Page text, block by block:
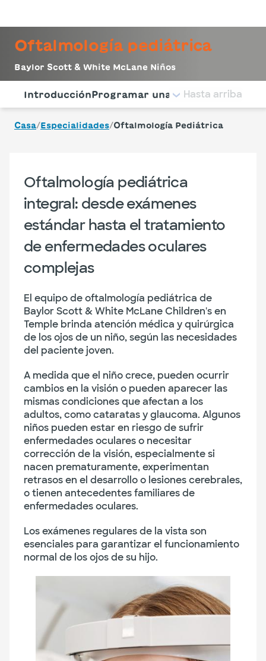
Oftalmología pediátrica
Baylor Scott & White McLane Niños
Utilice esta navegación para saltar rápidamente a
IntroducciónProgramar una citaCondiciones
Hasta arriba
Casa/Especialidades/Oftalmología Pediátrica
Oftalmología pediátrica
integral: desde exámenes
estándar hasta el tratamiento
de enfermedades oculares
complejas
El equipo de oftalmología pediátrica de
Baylor Scott & White McLane Children's en
Temple brinda atención médica y quirúrgica
de los ojos de un niño, según las necesidades
del paciente joven.
A medida que el niño crece, pueden ocurrir
cambios en la visión o pueden aparecer las
mismas condiciones que afectan a los
adultos, como cataratas y glaucoma. Algunos
niños pueden estar en riesgo de sufrir
enfermedades oculares o necesitar
corrección de la visión, especialmente si
nacen prematuramente, experimentan
retrasos en el desarrollo o lesiones cerebrales,
o tienen antecedentes familiares de
enfermedades oculares.
Los exámenes regulares de la vista son
esenciales para garantizar el funcionamiento
normal de los ojos de su hijo.